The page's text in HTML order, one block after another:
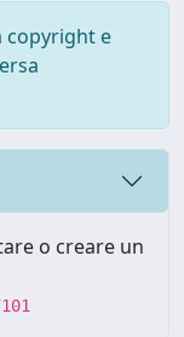
copyright e
o creare un